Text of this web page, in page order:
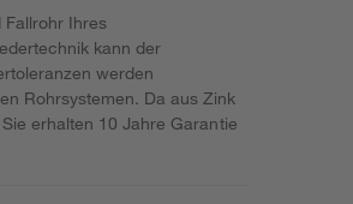
Fallrohr Ihres
kann der
werden
Rohrsystemen. Da aus Zink
erhalten 10 Jahre Garantie